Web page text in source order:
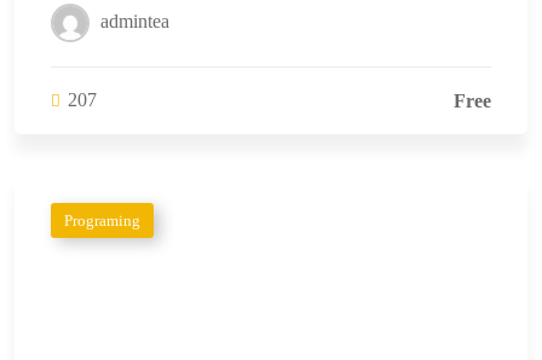
admintea
207 Free
Programing